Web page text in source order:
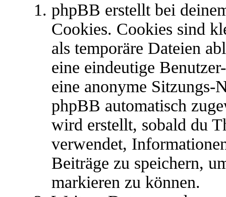
phpBB erstellt bei
Cookies. Cookies sind
als temporäre Dateien
eine eindeutige
eine anonyme
phpBB automatisch
wird erstellt, sobald du
verwendet,
Beiträge zu speichern,
markieren zu können.